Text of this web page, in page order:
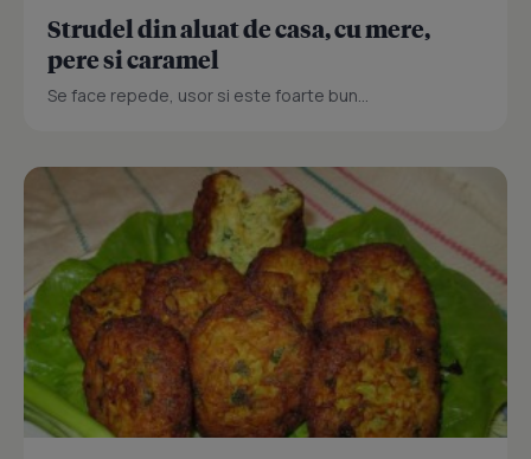
Strudel din aluat de casa, cu mere,
pere si caramel
Se face repede, usor si este foarte bun...